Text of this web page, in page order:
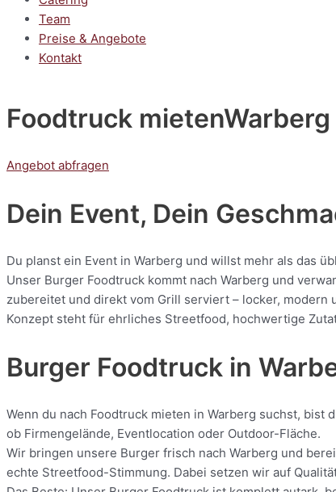
Team
Preise & Angebote
Kontakt
Foodtruck mietenWarberg
Angebot abfragen
Dein Event, Dein
Du planst ein Event in Warberg und willst mehr als das
Unser Burger Foodtruck kommt nach Warberg und
zubereitet und direkt vom Grill serviert – locker, modern
Konzept steht für ehrliches Streetfood, hochwertige
Burger Foodtruck in
Wenn du nach Foodtruck mieten in Warberg suchst,
ob Firmengelände, Eventlocation oder Outdoor-Fläche.
Wir bringen unsere Burger frisch nach Warberg und
echte Streetfood-Stimmung. Dabei setzen wir auf